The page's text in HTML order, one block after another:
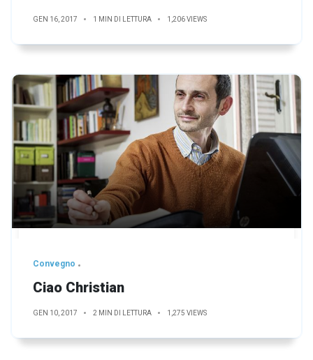
GEN 16, 2017 1 MIN DI LETTURA 1,206 VIEWS
Convegno
Ciao Christian
GEN 10, 2017 2 MIN DI LETTURA 1,275 VIEWS